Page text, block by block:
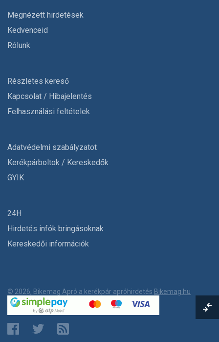
Megnézett hirdetések
Kedvenceid
Rólunk
Részletes kereső
Kapcsolat / Hibajelentés
Felhasználási feltételek
Adatvédelmi szabályzatot
Kerékpárboltok / Kereskedők
GYIK
24H
Hirdetés infók bringásoknak
Kereskedői információk
© 2026, Bikemag Apró a kerékpár apróhirdetés Bikemag.hu